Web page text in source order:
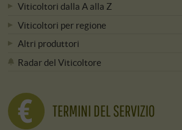
Viticoltori dalla A alla Z
Viticoltori per regione
Altri produttori
Radar del Viticoltore
TERMINI DEL SERVIZIO